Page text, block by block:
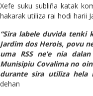
Xefe suku subliña katak
hakarak utiliza rai hodi harii
“Sira labele duvida
Jardim dos Herois, povu
uma RSS ne’e nia
Munisipiu Covalima no
durante sira utiliza hela
dehan